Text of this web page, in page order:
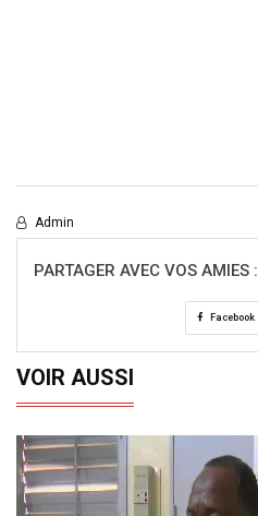
Admin
PARTAGER AVEC VOS AMIES :
Facebook
VOIR AUSSI